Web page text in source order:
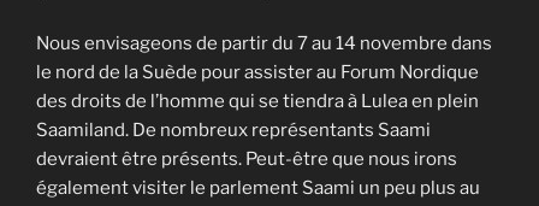
Nous envisageons de partir du 7 au 14 novembre dans
le nord de la Suède pour assister au Forum Nordique
des droits de l’homme qui se tiendra à Lulea en plein
Saamiland. De nombreux représentants Saami
devraient être présents. Peut-être que nous irons
également visiter le parlement Saami un peu plus au